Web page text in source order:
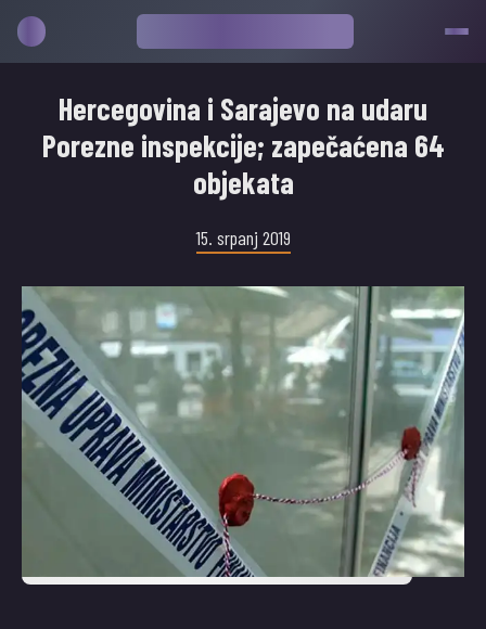
Hercegovina i Sarajevo na udaru
Porezne inspekcije; zapečaćena 64
objekata
15. srpanj 2019